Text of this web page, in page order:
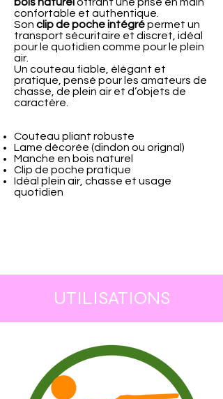
confortable et authentique.
Son clip de poche intégrépermet un
transport sécuritaire et discret, idéal
pour le quotidien comme pour le plein
air.
Un couteau fiable, élégant et
pratique, pensé pour les amateurs de
chasse, de plein air et d’objets de
caractère.
Couteau pliant robuste
Lame décorée (dindon ou orignal)
Manche en bois naturel
Clip de poche pratique
Idéal plein air, chasse et usage
quotidien
UTILISATIONS